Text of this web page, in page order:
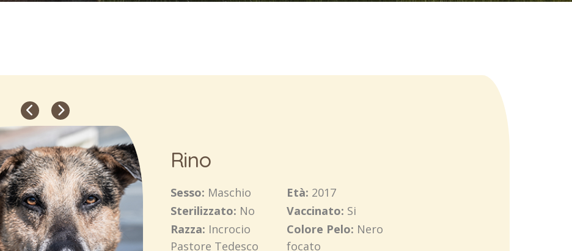
Rino
Sesso: Maschio Età: 2017
Sterilizzato: No Vaccinato: Si
Razza: Incrocio
Pastore Tedesco
Colore Pelo: Nero
focato